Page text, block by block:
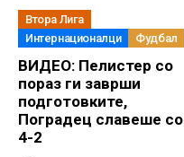
Втора Лига
Интернационалци
Фудбал
ВИДЕО: Пелистер со
пораз ги заврши
подготовките,
Поградец славеше со
4-2